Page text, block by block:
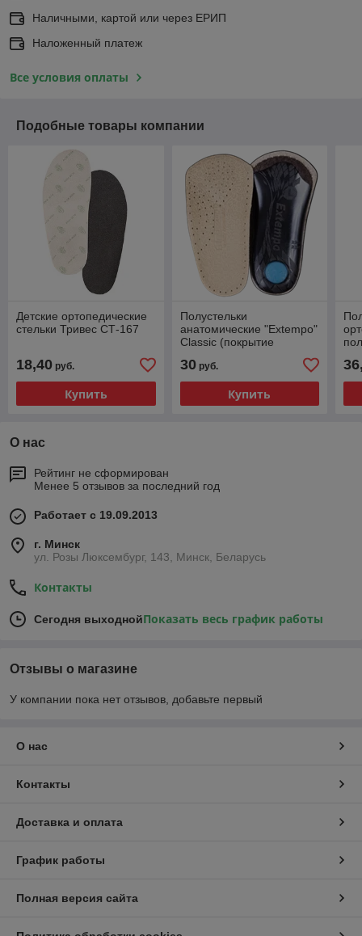
Наличными, картой или через ЕРИП
Наложенный платеж
Все условия оплаты
Подобные товары компании
Детские ортопедические
стельки Тривес СТ-167
18,40 руб.
Купить
Полустельки
анатомические "Extempo"
Classic (покрытие
кожа с перфорацией)
30руб.
Купить
О нас
Рейтинг не сформирован
Менее 5 отзывов за последний год
Работает с 19.09.2013
г. Минск
ул. Розы Люксембург, 143, Минск, Беларусь
Контакты
Сегодня выходнойПоказать весь график работы
Отзывы о магазине
У компании пока нет отзывов, добавьте первый
О нас
Контакты
Доставка и оплата
График работы
Полная версия сайта